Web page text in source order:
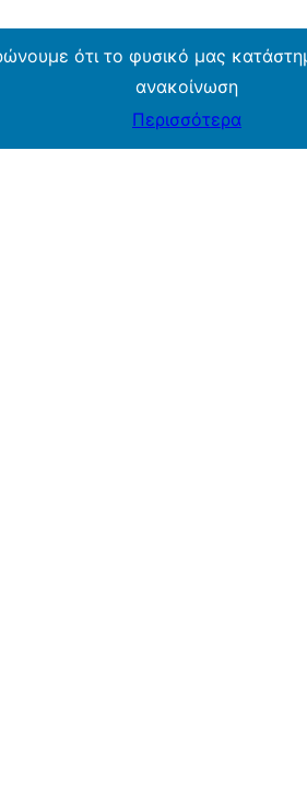
ότι το φυσικό μας
ανακοίνωση
Περισσότερα